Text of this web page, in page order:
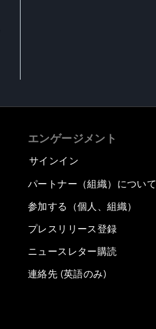
エンゲージメント
サインイン
パートナー（組織）について
参加する（個人、組織）
プレスリリース登録
ニュースレター購読
連絡先 (英語のみ)